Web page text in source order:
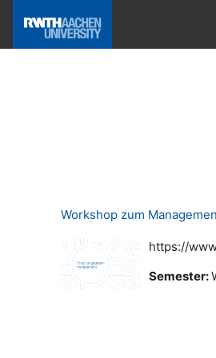
Workshop zum
https://
Semester: